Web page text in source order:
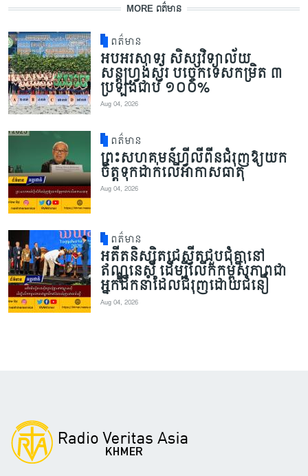
MORE ពត៌មាន
ពត៌មាន
អបអរសាទរ សិស្សវិទ្យាល័យ
សន្តហ្វ្រង់ស្វ័រ បច្ចេកទេសកម្រិត ៣
ប្រឡងជាប់ ១០០%
Aug 04, 2026
ពត៌មាន
ព្រះសហគមន៍ហ្វីលីពីនជំរុញឱ្យយក
ចិត្តទុកដាក់លើអាកាសធាតុ
Aug 04, 2026
ពត៌មាន
អតីតនិស្សិតជេស្វីតជួបជុំគ្នានៅ
ឥណ្ឌូនេស៊ី ដើម្បីលើកកម្ពស់ភាពជា
អ្នកដឹកនាំដែលជំរុញដោយជំនឿ
Aug 04, 2026